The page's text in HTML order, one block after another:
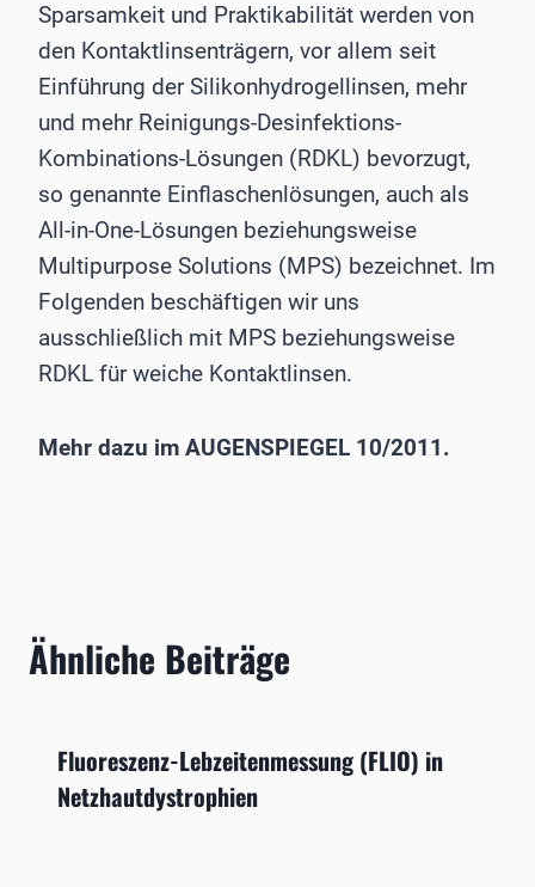
Sparsamkeit und Praktikabilität werden von
den Kontaktlinsenträgern, vor allem seit
Einführung der Silikonhydrogellinsen, mehr
und mehr Reinigungs-Desinfektions-
Kombinations-Lösungen (RDKL) bevorzugt,
so genannte Einflaschenlösungen, auch als
All-in-One-Lösungen beziehungsweise
Multipurpose Solutions (MPS) bezeichnet. Im
Folgenden beschäftigen wir uns
ausschließlich mit MPS beziehungsweise
RDKL für weiche Kontaktlinsen.
Mehr dazu im AUGENSPIEGEL 10/2011.
Ähnliche Beiträge
Fluoreszenz-Lebzeitenmessung (FLIO) in
Netzhautdystrophien